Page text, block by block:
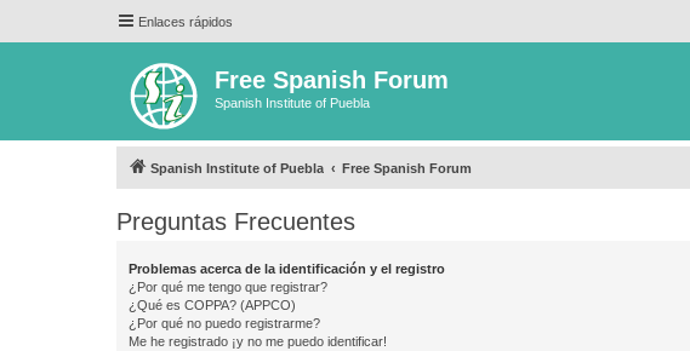
Enlaces rápidos
Free Spanish Forum
Spanish Institute of Puebla
Spanish Institute of Puebla Free Spanish Forum
Preguntas Frecuentes
Problemas acerca de la identificación y el registro
¿Por qué me tengo que registrar?
¿Qué es COPPA? (APPCO)
¿Por qué no puedo registrarme?
Me he registrado ¡y no me puedo identificar!